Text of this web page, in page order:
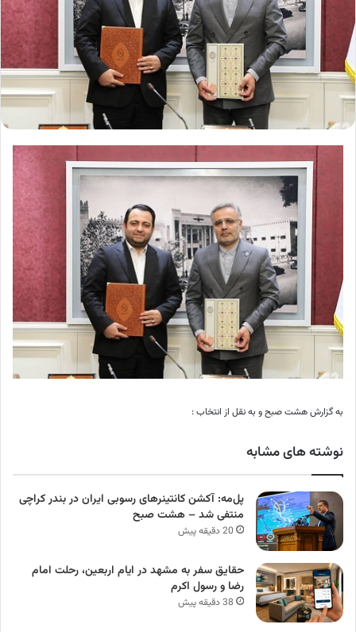
به گزارش هشت صبح و به نقل از انتخاب :
نوشته های مشابه
پل‌مه: آکشن کانتینرهای رسوبی ایران در بندر کراچی
منتفی شد – هشت صبح
20 دقیقه پیش
حقایق سفر به مشهد در ایام اربعین، رحلت امام
رضا و رسول اکرم
38 دقیقه پیش